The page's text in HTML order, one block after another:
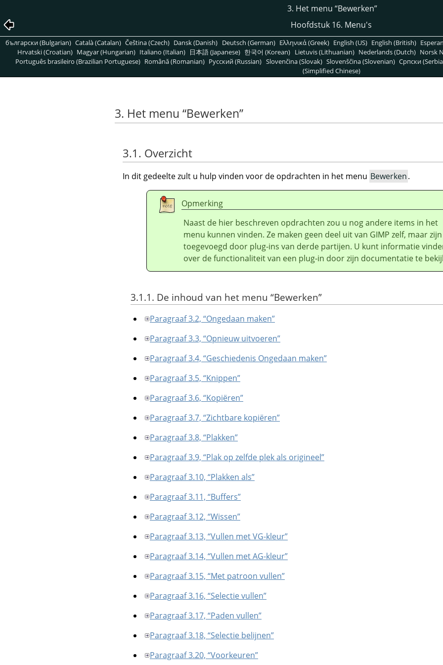
3. Het menu “Bewerken”
Hoofdstuk 16. Menu's
български (Bulgarian) Català (Catalan) Čeština (Czech) Dansk (Danish) Deutsch (German) Ελληνικά (Greek) English (US) English (British)
Hrvatski (Croatian) Magyar (Hungarian) Italiano (Italian) 日本語 (Japanese) 한국어 (Korean) Lietuvis (Lithuanian) Nederlands (Dutch) Norsk
Português brasileiro (Brazilian Portuguese) Română (Romanian) Pусский (Russian) Slovenčina (Slovak) Slovenščina (Slovenian) Српски
(Simplified Chinese)
3. Het menu “Bewerken”
3.1. Overzicht
In dit gedeelte zult u hulp vinden voor de opdrachten in het menu Bewerken.
Opmerking
Naast de hier beschreven opdrachten zou u nog andere items in het
menu kunnen vinden. Ze maken geen deel uit van GIMP zelf, maar zijn
toegevoegd door plug-ins van derde partijen. U kunt informatie
over de functionaliteit van een plug-in door zijn documentatie te
3.1.1. De inhoud van het menu “Bewerken”
Paragraaf 3.2, “Ongedaan maken”
Paragraaf 3.3, “Opnieuw uitvoeren”
Paragraaf 3.4, “Geschiedenis Ongedaan maken”
Paragraaf 3.5, “Knippen”
Paragraaf 3.6, “Kopiëren”
Paragraaf 3.7, “Zichtbare kopiëren”
Paragraaf 3.8, “Plakken”
Paragraaf 3.9, “Plak op zelfde plek als origineel”
Paragraaf 3.10, “Plakken als”
Paragraaf 3.11, “Buffers”
Paragraaf 3.12, “Wissen”
Paragraaf 3.13, “Vullen met VG-kleur”
Paragraaf 3.14, “Vullen met AG-kleur”
Paragraaf 3.15, “Met patroon vullen”
Paragraaf 3.16, “Selectie vullen”
Paragraaf 3.17, “Paden vullen”
Paragraaf 3.18, “Selectie belijnen”
Paragraaf 3.20, “Voorkeuren”